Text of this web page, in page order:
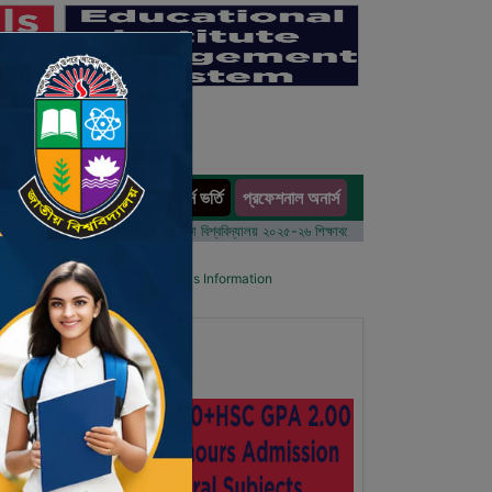
অনার্স ভর্তি প্রফেশনাল অনার্স
ভর্তি আবেদন বিজ্ঞপ্তি ঢাকা বিশ্ববিদ্যালয় ২০২৫-২৬ শিক্ষাবর্ষে আন্ডারগ্র্যাজুয়েট প্রোগ্রামে ভর্তি
Details Primary School's Information